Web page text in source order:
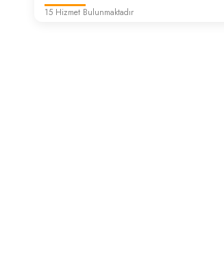
Arşiv
15 Hizmet Bulunmaktadır